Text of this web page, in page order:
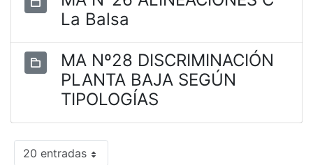
La Balsa
MA Nº28 DISCRIMINACIÓN
PLANTA BAJA SEGÚN
TIPOLOGÍAS
20 entradas